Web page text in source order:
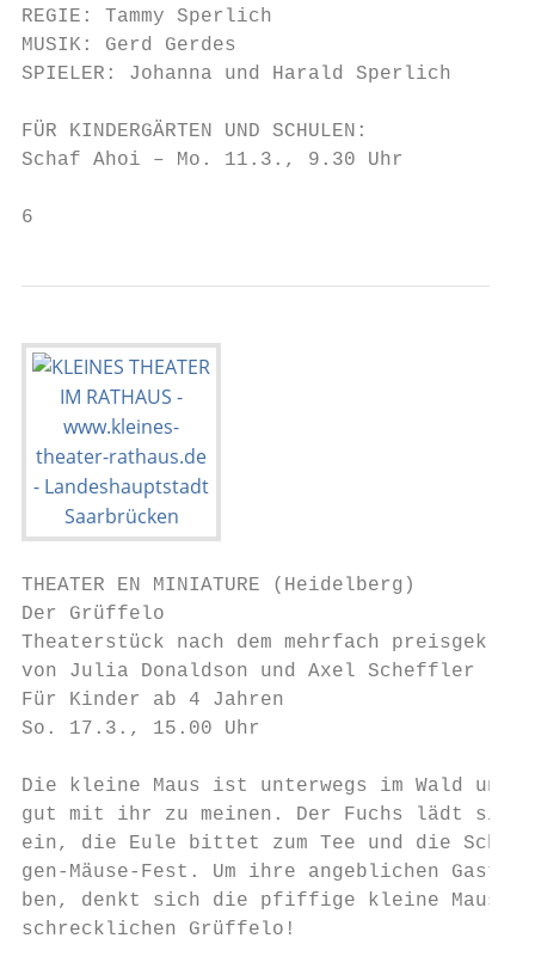
REGIE: Tammy Sperlich
MUSIK: Gerd Gerdes
SPIELER: Johanna und Harald Sperlich
FÜR KINDERGÄRTEN UND SCHULEN:
Schaf Ahoi – Mo. 11.3., 9.30 Uhr
6
THEATER EN MINIATURE (Heidelberg)
Der Grüffelo
Theaterstück nach dem mehrfach
von Julia Donaldson und Axel Scheffler
Für Kinder ab 4 Jahren
So. 17.3., 15.00 Uhr
Die kleine Maus ist unterwegs im Wald und
gut mit ihr zu meinen. Der Fuchs lädt sie
ein, die Eule bittet zum Tee und die
gen-Mäuse-Fest. Um ihre angeblichen
ben, denkt sich die pfiffige kleine Maus
schrecklichen Grüffelo!